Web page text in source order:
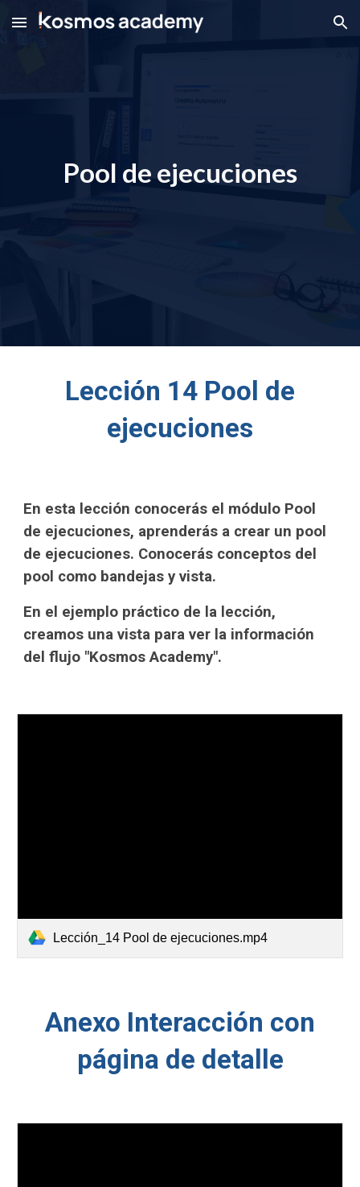
Skip to main content Skip to navigation
Pool de ejecuciones
Lección 14 Pool de
ejecuciones
En esta lección conocerás el módulo Pool
de ejecuciones, aprenderás a crear un pool
de ejecuciones. Conocerás conceptos del
pool como bandejas y vista.
En el ejemplo práctico de la lección,
creamos una vista para ver la información
del flujo "Kosmos Academy".
Lección_14 Pool de ejecuciones.mp4
Anexo Interacción con
página de detalle